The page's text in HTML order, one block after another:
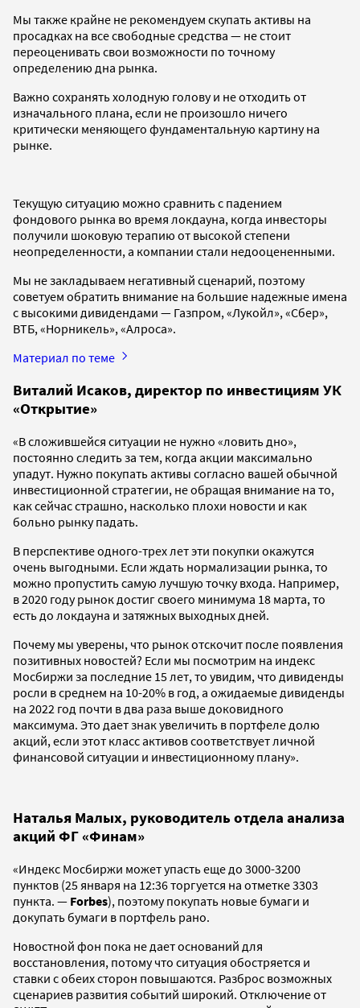
Мы также крайне не рекомендуем скупать активы на
просадках на все свободные средства — не стоит
переоценивать свои возможности по точному
определению дна рынка.
Важно сохранять холодную голову и не отходить от
изначального плана, если не произошло ничего
критически меняющего фундаментальную картину на
рынке.
Текущую ситуацию можно сравнить с падением
фондового рынка во время локдауна, когда инвесторы
получили шоковую терапию от высокой степени
неопределенности, а компании стали недооцененными.
Мы не закладываем негативный сценарий, поэтому
советуем обратить внимание на большие надежные имена
с высокими дивидендами — Газпром, «Лукойл», «Сбер»,
ВТБ, «Норникель», «Алроса».
Материал по теме
Виталий Исаков, директор по инвестициям УК
«Открытие»
«В сложившейся ситуации не нужно «ловить дно»,
постоянно следить за тем, когда акции максимально
упадут. Нужно покупать активы согласно вашей обычной
инвестиционной стратегии, не обращая внимание на то,
как сейчас страшно, насколько плохи новости и как
больно рынку падать.
В перспективе одного-трех лет эти покупки окажутся
очень выгодными. Если ждать нормализации рынка, то
можно пропустить самую лучшую точку входа. Например,
в 2020 году рынок достиг своего минимума 18 марта, то
есть до локдауна и затяжных выходных дней.
Почему мы уверены, что рынок отскочит после появления
позитивных новостей? Если мы посмотрим на индекс
Мосбиржи за последние 15 лет, то увидим, что дивиденды
росли в среднем на 10-20% в год, а ожидаемые дивиденды
на 2022 год почти в два раза выше доковидного
максимума. Это дает знак увеличить в портфеле долю
акций, если этот класс активов соответствует личной
финансовой ситуации и инвестиционному плану».
Наталья Малых, руководитель отдела анализа
акций ФГ «Финам»
«Индекс Мосбиржи может упасть еще до 3000-3200
пунктов (25 января на 12:36 торгуется на отметке 3303
пункта. — Forbes), поэтому покупать новые бумаги и
докупать бумаги в портфель рано.
Новостной фон пока не дает оснований для
восстановления, потому что ситуация обостряется и
ставки с обеих сторон повышаются. Разброс возможных
сценариев развития событий широкий. Отключение от